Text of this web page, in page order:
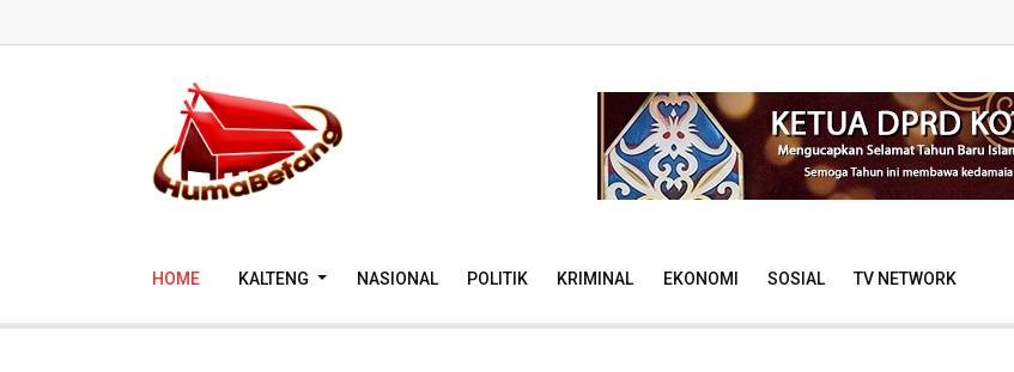
HOME KALTENG NASIONAL POLITIK KRIMINAL EKONOMI SOSIAL TV NETWORK